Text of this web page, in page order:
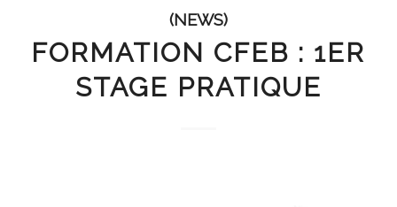
(NEWS)
FORMATION CFEB : 1ER
STAGE PRATIQUE